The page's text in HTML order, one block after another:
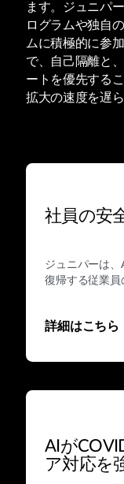
ます。ジュニパ
ログラムや独自
ムに積極的に参
で、自己隔離と
ートを優先する
拡大の速度を遅
社員の安
ジュニパーは、
復帰する従業員
詳細はこちら
AIが
ア対応を